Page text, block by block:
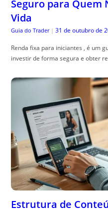
Seguro para Quem
Vida
Guia do Trader | 31 de outubro de
Renda fixa para iniciantes , é um
investir de forma segura e obter
Estrutura de